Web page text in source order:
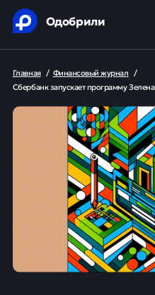
Одобрили
Главная / Финансовый журнал /
Сбербанк запускает программу